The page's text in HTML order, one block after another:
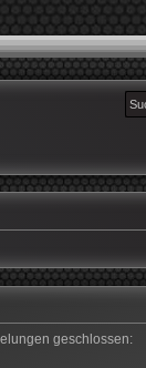
geschlossen: